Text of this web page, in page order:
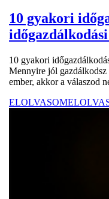
10 gyakori
10 gyakori
Mennyire jól
ember, akkor a válaszod
ELOLVASOM